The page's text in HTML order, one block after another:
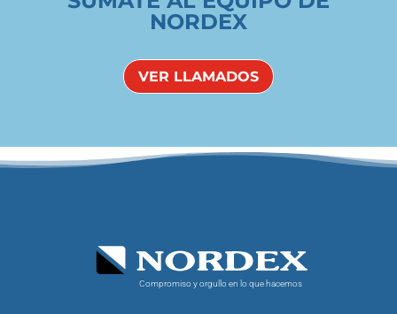
NORDEX
VER LLAMADOS
Compromiso y orgullo en lo que hacemos